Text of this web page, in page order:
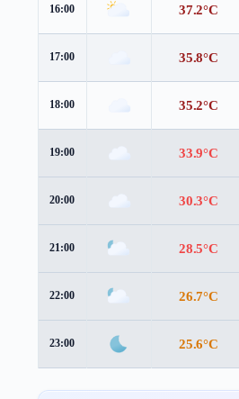
16:00 37.2°C
17:00 35.8°C
18:00 35.2°C
19:00 33.9°C
20:00 30.3°C
21:00 28.5°C
22:00 26.7°C
23:00 25.6°C